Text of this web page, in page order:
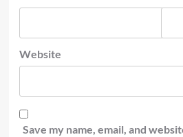
Website
Save my name, email, and